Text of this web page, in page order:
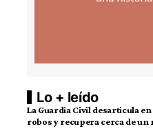
Lo + leído
La Guardia Civil desarticula
robos y recupera cerca de un